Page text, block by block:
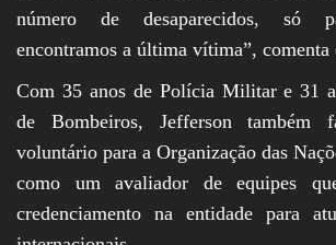
número de desaparecidos, só
encontramos a última vítima”, comenta
Com 35 anos de Polícia Militar e 31
de Bombeiros, Jefferson também
voluntário para a Organização das
como um avaliador de equipes
credenciamento na entidade para